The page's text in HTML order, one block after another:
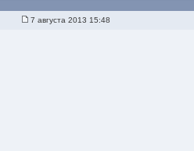
7 августа 2013 15:48